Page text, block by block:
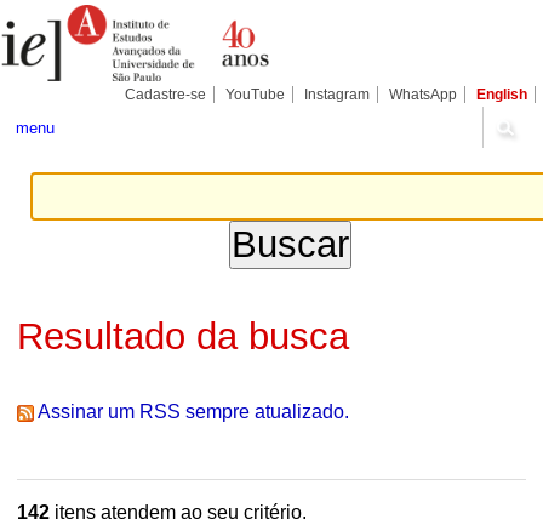
para
conteúdo.
Pessoais
Cadastre-se YouTube Instagram WhatsApp English
menu
Resultado da busca
Assinar um RSS sempre atualizado.
142itens atendem ao seu critério.